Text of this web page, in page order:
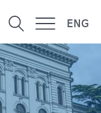
ENG